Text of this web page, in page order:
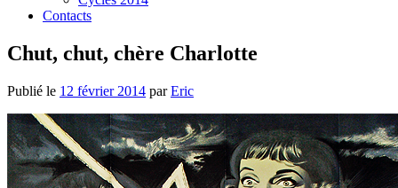
Contacts
Chut, chut, chère Charlotte
Publié le 12 février 2014 parEric